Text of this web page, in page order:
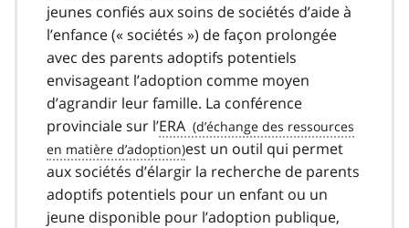
jeunes confiés aux soins de sociétés d’aide à
l’enfance (« sociétés ») de façon prolongée
avec des parents adoptifs potentiels
envisageant l’adoption comme moyen
d’agrandir leur famille. La conférence
provinciale sur l’ERA
est un outil qui permet
aux sociétés d’élargir la recherche de parents
adoptifs potentiels pour un enfant ou un
jeune disponible pour l’adoption publique,